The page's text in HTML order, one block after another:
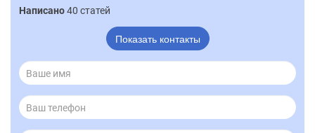
Написано40 статей
Показать контакты